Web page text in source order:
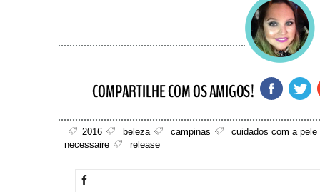
2016 beleza campinas
cuidados com a pele
necessaire
release